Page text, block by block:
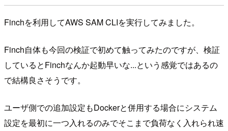
Finchを利用してAWS SAM CLIを実行してみました。
Finch自体も今回の検証で初めて触ってみたのですが、検証
しているとFinchなんか起動早いな...という感覚ではあるの
で結構良さそうです。
ユーザ側での追加設定もDockerと併用する場合にシステム
設定を最初に一つ入れるのみでそこまで負荷なく入れられ速